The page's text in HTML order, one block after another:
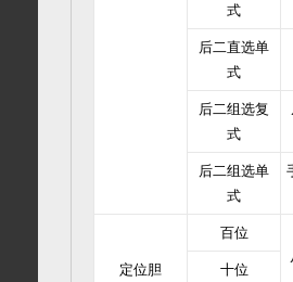
式
后二直选单
式
后二组选复
式
后二组选单
式
定位胆
百位
十位